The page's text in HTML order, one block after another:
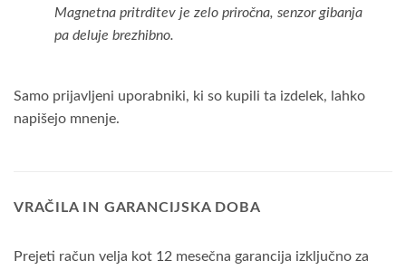
Magnetna pritrditev je zelo priročna, senzor gibanja
pa deluje brezhibno.
Samo prijavljeni uporabniki, ki so kupili ta izdelek, lahko
napišejo mnenje.
VRAČILA IN GARANCIJSKA DOBA
Prejeti račun velja kot 12 mesečna garancija izključno za